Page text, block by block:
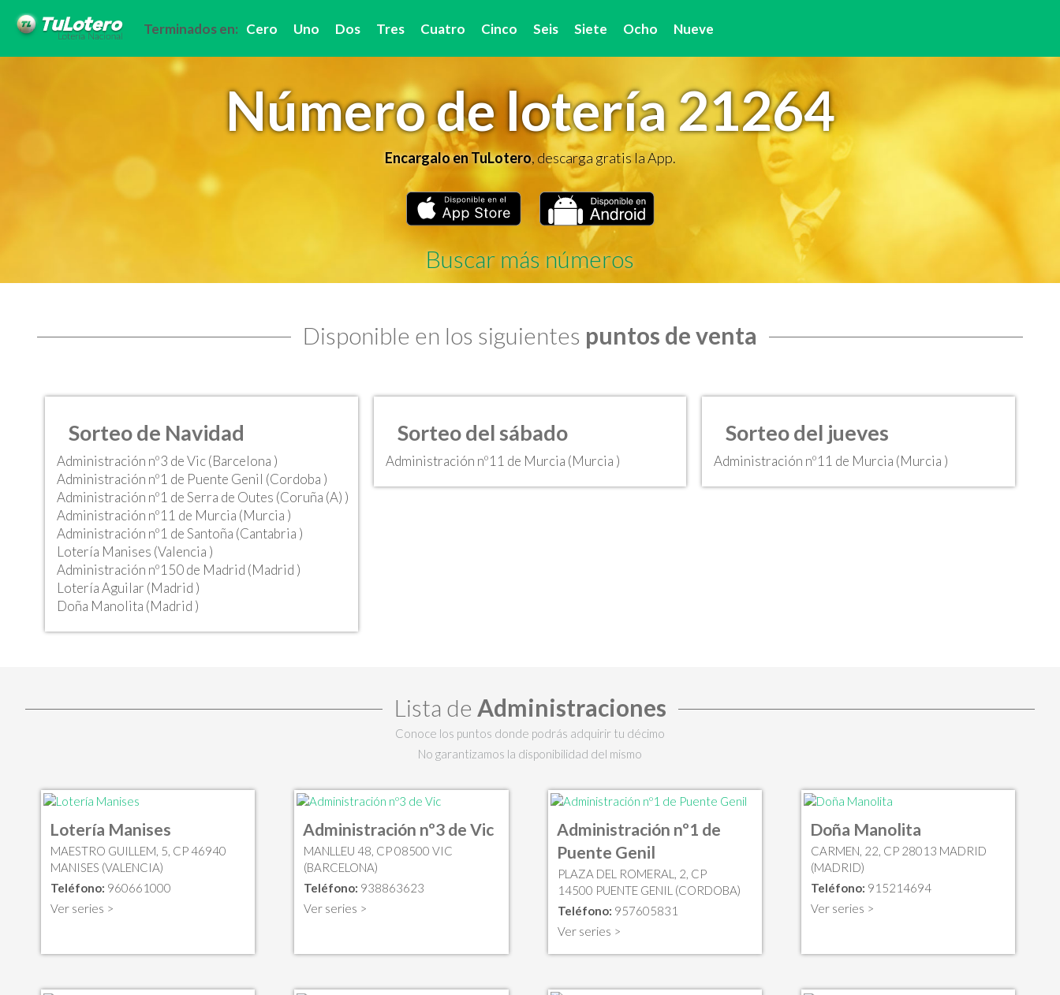
Terminados en: Cero Uno Dos Tres Cuatro Cinco Seis Siete Ocho Nueve
Número de lotería 21264
Encargalo en TuLotero, descarga gratis la App.
Buscar más números
Disponible en los siguientes puntos de venta
Sorteo de Navidad
Administración nº3 de Vic (Barcelona )
Administración nº1 de Puente Genil (Cordoba )
Administración nº1 de Serra de Outes (Coruña (A) )
Administración nº11 de Murcia (Murcia )
Administración nº1 de Santoña (Cantabria )
Lotería Manises (Valencia )
Administración nº150 de Madrid (Madrid )
Lotería Aguilar (Madrid )
Doña Manolita (Madrid )
Sorteo del sábado
Administración nº11 de Murcia (Murcia )
Sorteo del jueves
Administración nº11 de Murcia (Murcia )
Lista de Administraciones
Conoce los puntos donde podrás adquirir tu décimo
No garantizamos la disponibilidad del mismo
Lotería Manises
MAESTRO GUILLEM, 5, CP 46940
MANISES (VALENCIA)
Teléfono: 960661000
Ver series >
Administración nº3 de Vic
MANLLEU 48, CP 08500 VIC
(BARCELONA)
Teléfono: 938863623
Ver series >
Administración nº1 de
Puente Genil
PLAZA DEL ROMERAL, 2, CP
14500 PUENTE GENIL (CORDOBA)
Teléfono: 957605831
Ver series >
Doña Manolita
CARMEN, 22, CP 28013 MADRID
(MADRID)
Teléfono: 915214694
Ver series >